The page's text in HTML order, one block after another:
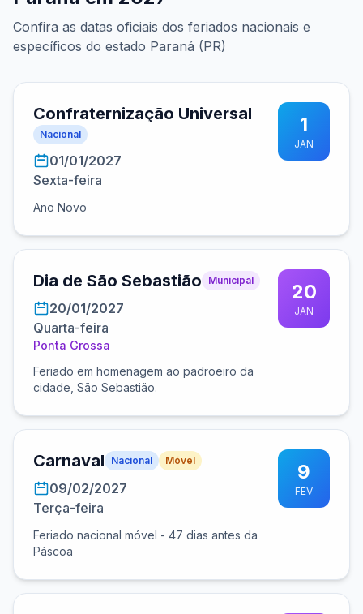
Confira as datas oficiais dos feriados nacionais e
específicos do estado Paraná (PR)
Confraternização Universal
Nacional
01/01/2027
Sexta-feira
Ano Novo
1
JAN
Dia de São Sebastião Municipal
20/01/2027
Quarta-feira
Ponta Grossa
Feriado em homenagem ao padroeiro da
cidade, São Sebastião.
20
JAN
Carnaval Nacional Móvel
09/02/2027
Terça-feira
Feriado nacional móvel - 47 dias antes da
Páscoa
9
FEV